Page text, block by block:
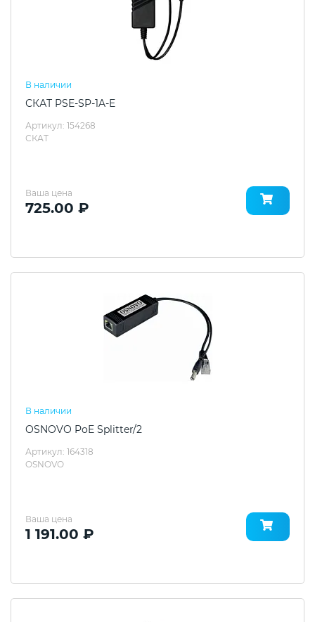
В наличии
СКАТ PSE-SP-1A-E
Артикул: 154268
СКАТ
Ваша цена
725.00 ₽
В наличии
OSNOVO PoE Splitter/2
Артикул: 164318
OSNOVO
Ваша цена
1 191.00 ₽